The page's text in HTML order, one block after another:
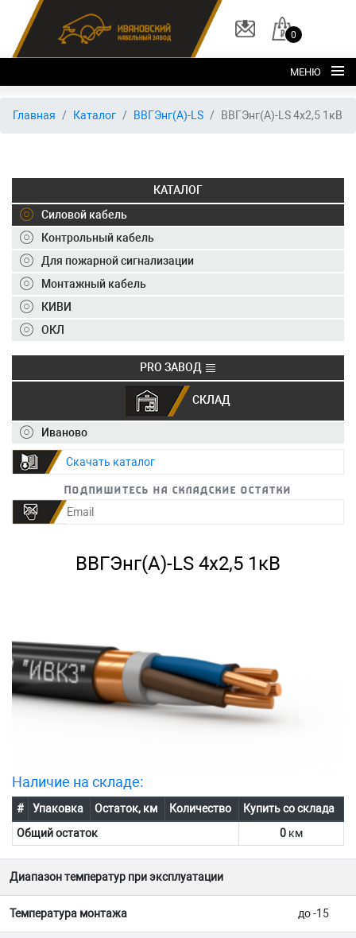
0
МЕНЮ
Главная
ОКЛ
Вакансии
Контакты
+7 (495) 150-40-20
+7 (495) 150-40-20 info@ivkz.ru
Главная Каталог ВВГЭнг(А)-LS ВВГЭнг(А)-LS 4х2,5 1кВ
КАТАЛОГ
Силовой кабель
Контрольный кабель
Для пожарной сигнализации
Монтажный кабель
КИВИ
ОКЛ
PRO ЗАВОД
СКЛАД
Иваново
Скачать каталог
Подпишитесь на складские остатки
ВВГЭнг(А)-LS 4х2,5 1кВ
Наличие на складе:
# Упаковка Остаток, км Количество
Купить со склада
Общий остаток
0 км
Диапазон температур при эксплуатации
Температура монтажа до -15